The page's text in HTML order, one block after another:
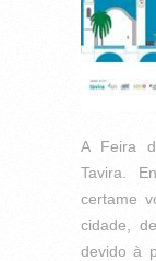
A Feira
Tavira.
certame
cidade,
devido à